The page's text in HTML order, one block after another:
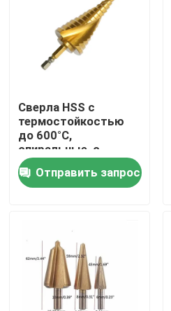
Продукты
О нас
Сверла HSS с
термостойкостью
до 600°C,
спиральные, с
титановым
покрытием, буровые
инструменты,
Отправить запрос